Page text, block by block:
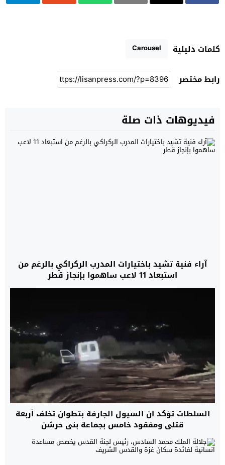
كلمات دليلية Carousel
رابط مختصر
فيديوهات ذات صلة
آراء فنية تشيد باختيارات المدرب الركراكي بالرغم من
استبعاد 11 لاعب ساهموا بإنجاز قطر
السلطات تؤكد ان السيول الجارفة بتطوان تخلف أربعة
قتلى ومفقود خامس بجماعة بني حرشن